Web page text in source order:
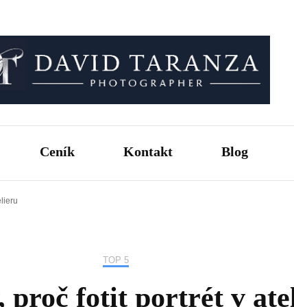
pro chvíle, na kterých záleží.
Ceník Kontakt Blog
TOP 5
proč fotit portrét v